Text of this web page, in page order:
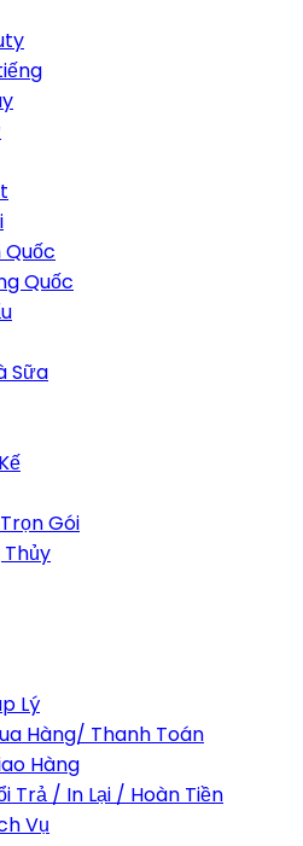
Quốc
Quốc
Sữa
Gói
Lý
Hàng/ Thanh Toán
Hàng
Trả / In Lại / Hoàn Tiền
Vụ